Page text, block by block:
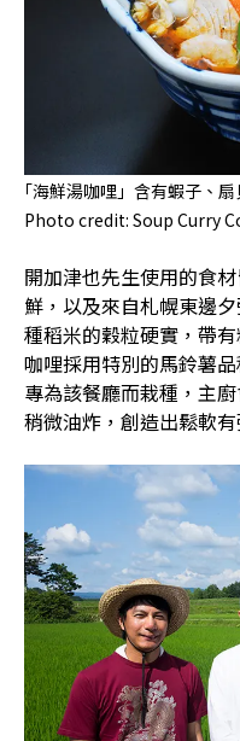
｢海鮮湯咖哩」含有蝦子、
Photo credit: Soup Curry
開加津也先生使用的食
鮮，以及來自札幌東邊
種稻米的穀粒硬實，帶
咖哩採用特別的馬鈴薯
專為該餐廳而栽種，主
稍微油炸，創造出鬆軟有